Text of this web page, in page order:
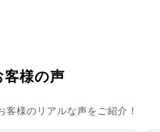
客様の声
客様のリアルな声をご紹介！